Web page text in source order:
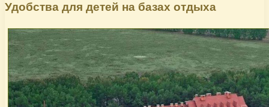
Удобства для детей на базах отдыха